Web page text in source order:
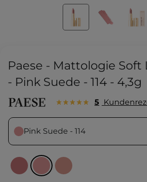
Paese - Mattologie
- Pink Suede - 114 - 4,3g
5
Pink Suede - 114